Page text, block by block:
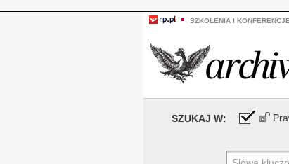
SZKOLENIA I KONFERENCJE
SZUKAJ W: